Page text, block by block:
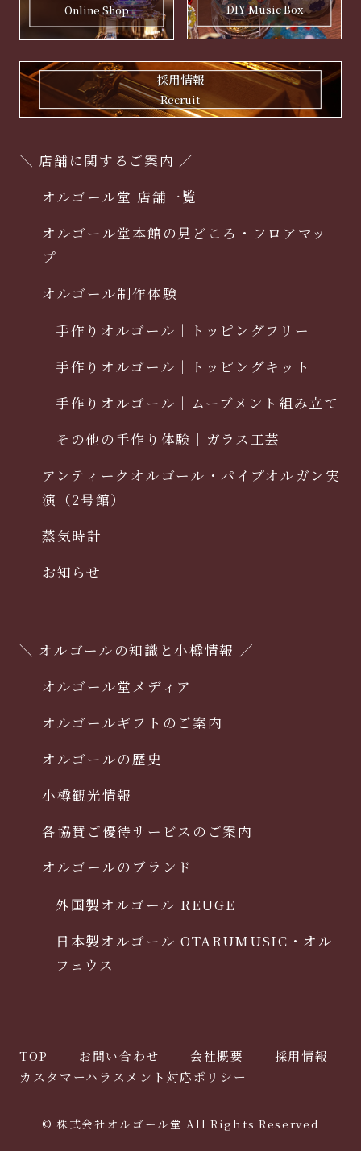
Online Shop DIY Music Box
採用情報
Recruit
＼ 店舗に関するご案内 ／
オルゴール堂 店舗一覧
オルゴール堂本館の見どころ・フロアマッ
プ
オルゴール制作体験
手作りオルゴール｜トッピングフリー
手作りオルゴール｜トッピングキット
手作りオルゴール｜ムーブメント組み立て
その他の手作り体験｜ガラス工芸
アンティークオルゴール・パイプオルガン実
演（2号館）
蒸気時計
お知らせ
＼ オルゴールの知識と小樽情報 ／
オルゴール堂メディア
オルゴールギフトのご案内
オルゴールの歴史
小樽観光情報
各協賛ご優待サービスのご案内
オルゴールのブランド
外国製オルゴール REUGE
日本製オルゴール OTARUMUSIC・オル
フェウス
TOP お問い合わせ 会社概要
採用情報
カスタマーハラスメント対応ポリシー
© 株式会社オルゴール堂 All Rights Reserved